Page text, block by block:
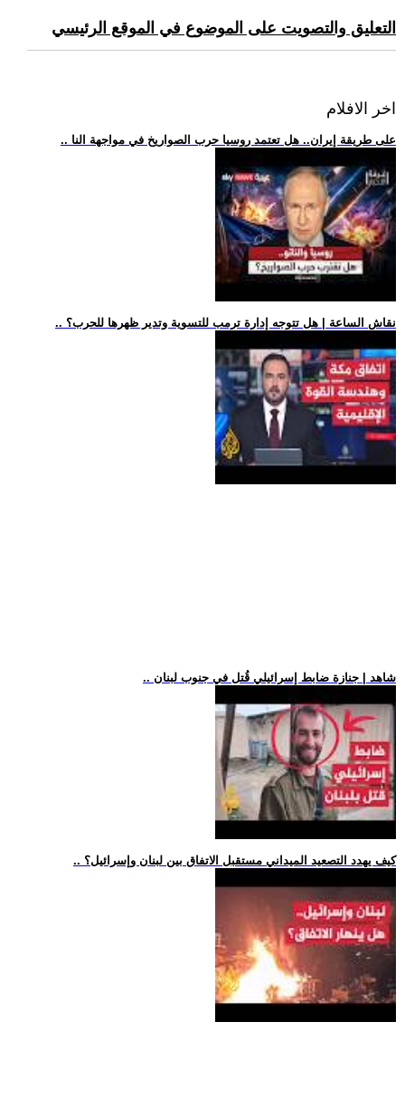
التعليق والتصويت على الموضوع في الموقع الرئيسي
اخر الافلام
.. على طريقة إيران.. هل تعتمد روسيا حرب الصواريخ في مواجهة النا
.. نقاش الساعة | هل تتوجه إدارة ترمب للتسوية وتدير ظهرها للحرب؟
.. شاهد | جنازة ضابط إسرائيلي قُتل في جنوب لبنان
.. كيف يهدد التصعيد الميداني مستقبل الاتفاق بين لبنان وإسرائيل؟